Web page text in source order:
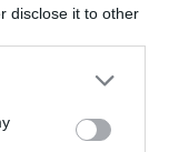
disclose it to other
SANCHISTA
Hazte
Mareta: